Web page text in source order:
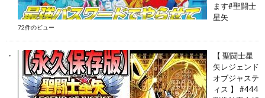
ます#聖闘士
星矢
72件のビュー
【 聖闘士星
矢レジェンド
オブジャステ
ィス 】 #444